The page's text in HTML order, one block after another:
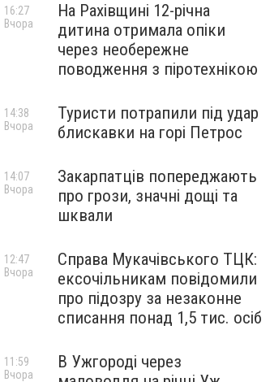
На Рахівщині 12-річна
дитина отримала опіки
через необережне
поводження з піротехнікою
16:27
Вчора
Туристи потрапили під удар
блискавки на горі Петрос
14:38
Вчора
Закарпатців попереджають
про грози, значні дощі та
шквали
14:07
Вчора
Справа Мукачівського ТЦК:
ексочільникам повідомили
про підозру за незаконне
списання понад 1,5 тис. осіб
12:47
Вчора
В Ужгороді через
11:59
Вчора